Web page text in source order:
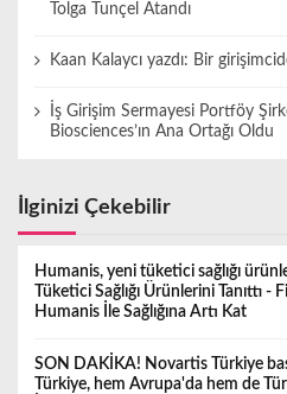
Tolga Tunçel Atandı
Kaan Kalaycı yazdı: Bir
İş Girişim Sermayesi Portföy
Biosciences’ın Ana Ortağı Oldu
İlginizi Çekebilir
Humanis, yeni tüketici sağlığı
Tüketici Sağlığı Ürünlerini Tanıttı
Humanis İle Sağlığına Artı Kat
SON DAKİKA! Novartis Türkiye
Türkiye, hem Avrupa'da hem de